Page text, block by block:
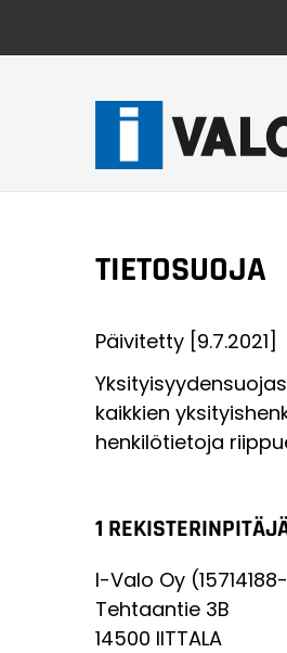
TIETOSUOJA
Päivitetty [9.7.2021]
kaikkien
henkilötietoja
1
I-Valo Oy
Tehtaantie 3B
14500 IITTALA